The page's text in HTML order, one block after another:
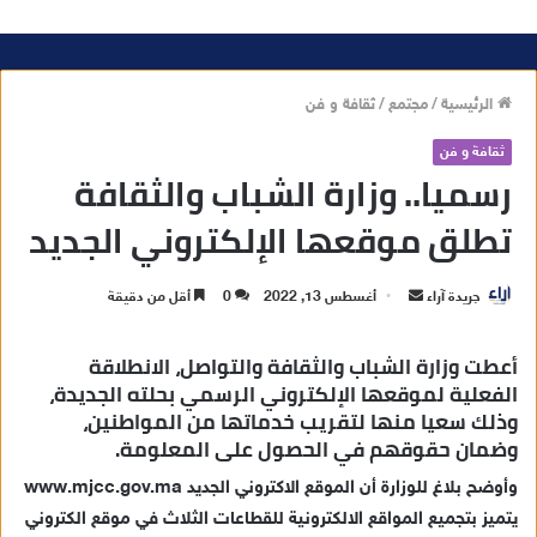
الرئيسية/مجتمع/ثقافة و فن
ثقافة و فن
رسميا.. وزارة الشباب والثقافة
تطلق موقعها الإلكتروني الجديد
جريدة آراء
ر
د
ا
أغسطس 13, 2022 0 أقل من دقيقة
أعطت وزارة الشباب والثقافة والتواصل، الانطلاقة
الفعلية لموقعها الإلكتروني الرسمي بحلته الجديدة،
وذلك سعيا منها لتقريب خدماتها من المواطنين،
وضمان حقوقهم في الحصول على المعلومة.
وأوضح بلاغ للوزارة أن الموقع الاكتروني الجديد www.mjcc.gov.ma
يتميز بتجميع المواقع الالكترونية للقطاعات الثلاث في موقع الكتروني